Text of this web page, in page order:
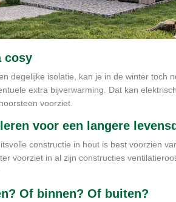
cosy
degelijke isolatie, kan je in de winter toch
extra bijverwarming. Dat kan
voorziet.
voor een langere
constructie in hout is best voorzien
voorziet in al zijn constructies
Of binnen? Of buiten?